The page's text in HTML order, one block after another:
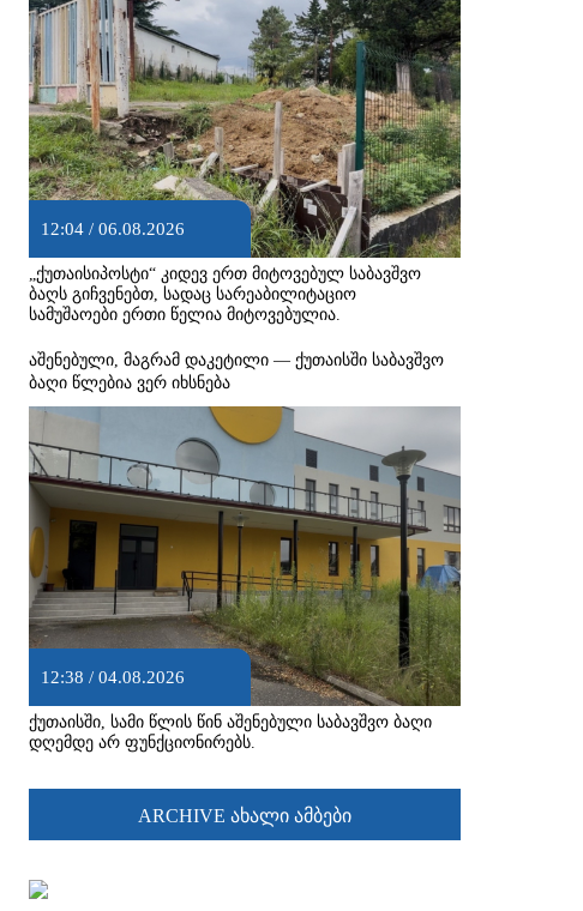
12:04 / 06.08.2026
„ქუთაისიპოსტი“ კიდევ ერთ მიტოვებულ საბავშვო
ბაღს გიჩვენებთ, სადაც სარეაბილიტაციო
სამუშაოები ერთი წელია მიტოვებულია.
აშენებული, მაგრამ დაკეტილი — ქუთაისში საბავშვო
ბაღი წლებია ვერ იხსნება
12:38 / 04.08.2026
ქუთაისში, სამი წლის წინ აშენებული საბავშვო ბაღი
დღემდე არ ფუნქციონირებს.
ARCHIVE ახალი ამბები